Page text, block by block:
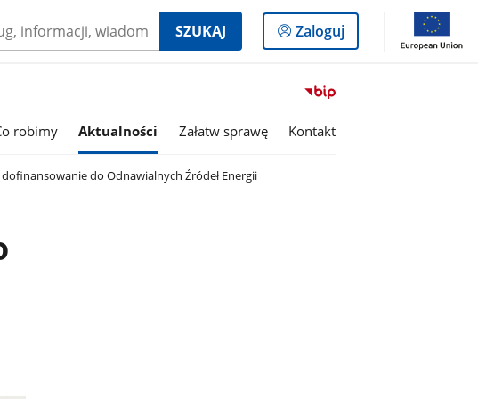
SZUKAJ
Logowanie
do
Zaloguj
Przejdź
serwisu
robimy Aktualności Załatw sprawę Kontakt
do Odnawialnych Źródeł Energii